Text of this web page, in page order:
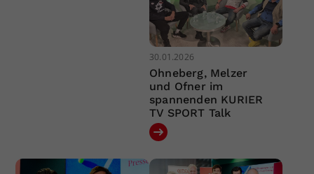
30.01.2026
Ohneberg, Melzer
und Ofner im
spannenden KURIER
TV SPORT Talk